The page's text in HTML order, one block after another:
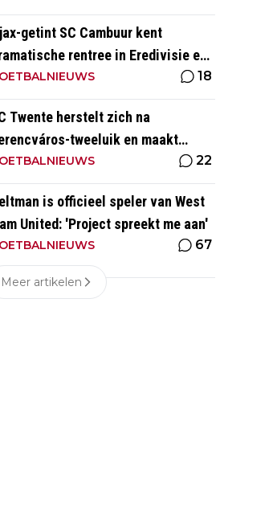
getint SC Cambuur kent
rentree in Eredivisie en
pak slaag in eigen huis
18
Twente herstelt zich na
tweeluik en maakt
van Slowaakse opponent
22
is officieel speler van West
United: 'Project spreekt me aan'
67
Meer artikelen